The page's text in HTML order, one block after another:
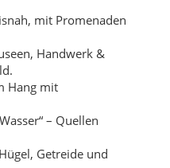
mit Promenaden
Handwerk &
Hang mit
– Quellen
Getreide und